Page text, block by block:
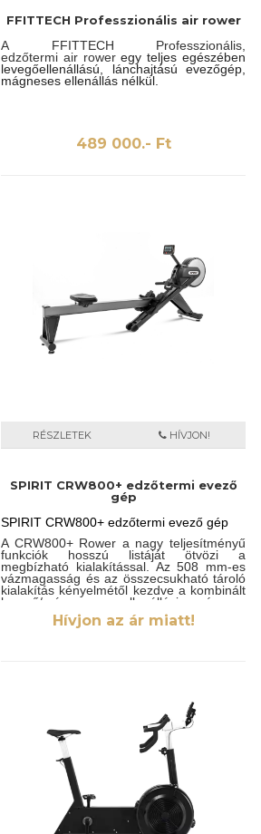
FFITTECH Professzionális air rower
A FFITTECH Professzionális,
edzőtermi air roweregy teljes egészében
levegőellenállású, lánchajtású evezőgép,
mágneses ellenállás nélkül.
489 000.- Ft
RÉSZLETEK HÍVJON!
SPIRIT CRW800+ edzőtermi evező
gép
SPIRIT CRW800+ edzőtermi evező gép
A CRW800+ Rower a nagy teljesítményű
funkciók hosszú listáját ötvözi a
megbízható kialakítással. Az 508 mm-es
vázmagasság és az összecsukható tároló
kialakítás kényelmétől kezdve a kombinált
levegő/mágneses ellenállásig és a
távirányítós fogantyúvezérlésig a
CRW800+ biztosan lenyűgözi a
Hívjon az ár miatt!